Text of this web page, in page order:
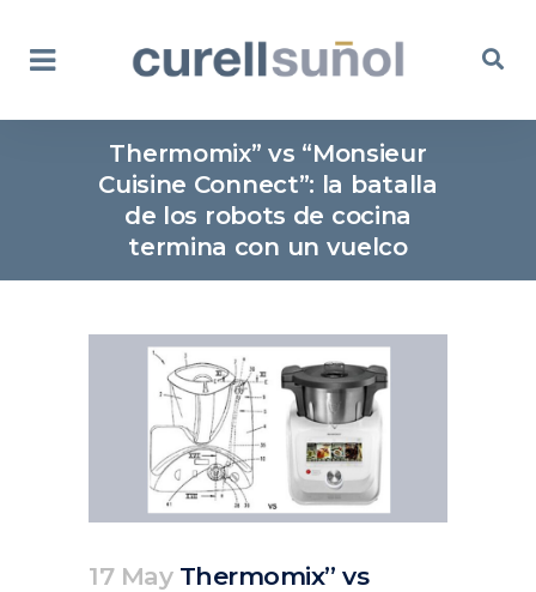
Thermomix” vs “Monsieur
Cuisine Connect”: la batalla
de los robots de cocina
termina con un vuelco
17 MayThermomix” vs